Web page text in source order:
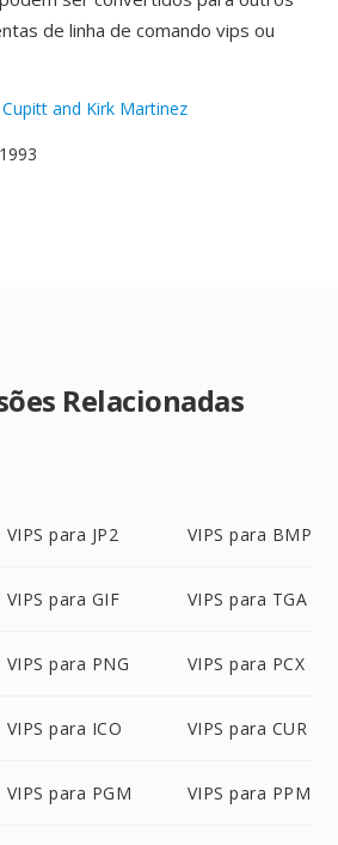
de linha de comando vips ou
Cupitt and Kirk Martinez
Relacionadas
VIPS para JP2 VIPS para BMP
VIPS para GIF VIPS para TGA
VIPS para PNG VIPS para PCX
VIPS para ICO VIPS para CUR
VIPS para PGM VIPS para PPM